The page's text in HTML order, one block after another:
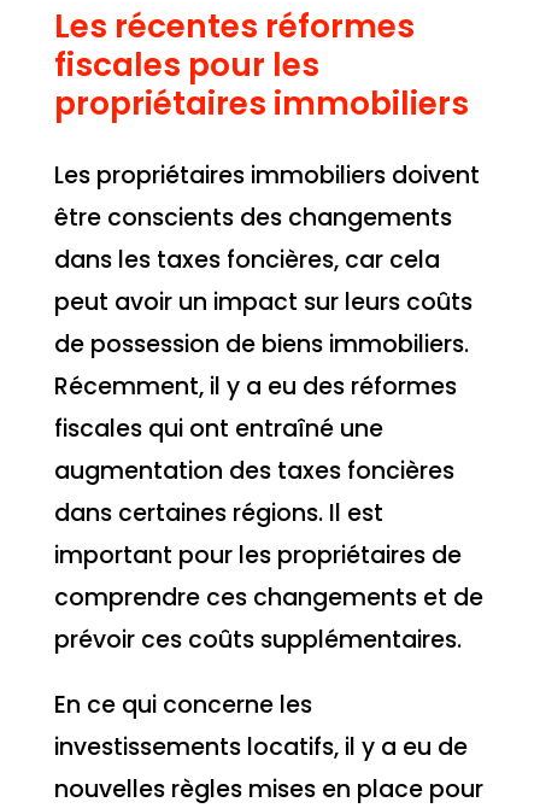
Les récentes réformes
fiscales pour les
propriétaires immobiliers
Les propriétaires immobiliers doivent
être conscients des changements
dans les taxes foncières, car cela
peut avoir un impact sur leurs coûts
de possession de biens immobiliers.
Récemment, il y a eu des réformes
fiscales qui ont entraîné une
augmentation des taxes foncières
dans certaines régions. Il est
important pour les propriétaires de
comprendre ces changements et de
prévoir ces coûts supplémentaires.
En ce qui concerne les
investissements locatifs, il y a eu de
nouvelles règles mises en place pour